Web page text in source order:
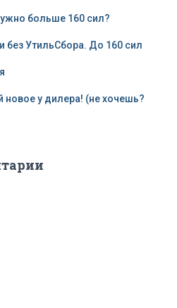
больше 160 сил?
без УтильСбора. До 160 сил
новое у дилера! (не хочешь?